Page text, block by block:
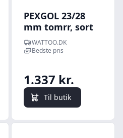
PEXGOL 23/28
mm tomrr, sort
m/13 iso - 50 m/rl
- 50 meter
WATTOO.DK
Bedste pris
1.337 kr.
Til butik